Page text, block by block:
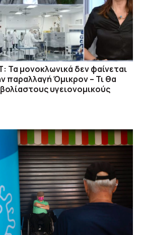
Τα μονοκλωνικά δεν φαίνεται
παραλλαγή Όμικρον – Τι θα
υγειονομικούς